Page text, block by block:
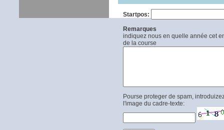
Startpos:
Remarques
indiquez nous en quelle année cet
de la course
Pourse proteger de spam,
l'image du cadre-texte: